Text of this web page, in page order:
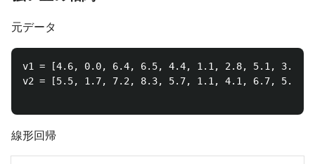
元データ
v1 = [4.6, 0.0, 6.4, 6.5, 4.4, 1.1, 2.8, 5.1, 3.4,
v2 = [5.5, 1.7, 7.2, 8.3, 5.7, 1.1, 4.1, 6.7, 5.0,
線形回帰